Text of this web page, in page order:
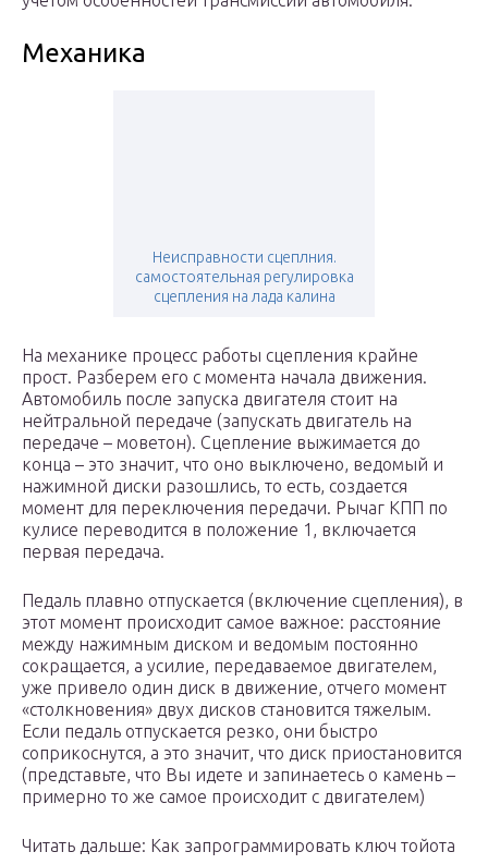
Механика
Неисправности сцеплния.
самостоятельная регулировка
сцепления на лада калина
На механике процесс работы сцепления крайне
прост. Разберем его с момента начала движения.
Автомобиль после запуска двигателя стоит на
нейтральной передаче (запускать двигатель на
передаче – моветон). Сцепление выжимается до
конца – это значит, что оно выключено, ведомый и
нажимной диски разошлись, то есть, создается
момент для переключения передачи. Рычаг КПП по
кулисе переводится в положение 1, включается
первая передача.
Педаль плавно отпускается (включение сцепления), в
этот момент происходит самое важное: расстояние
между нажимным диском и ведомым постоянно
сокращается, а усилие, передаваемое двигателем,
уже привело один диск в движение, отчего момент
«столкновения» двух дисков становится тяжелым.
Если педаль отпускается резко, они быстро
соприкоснутся, а это значит, что диск приостановится
(представьте, что Вы идете и запинаетесь о камень –
примерно то же самое происходит с двигателем)
Читать дальше: Как запрограммировать ключ тойота